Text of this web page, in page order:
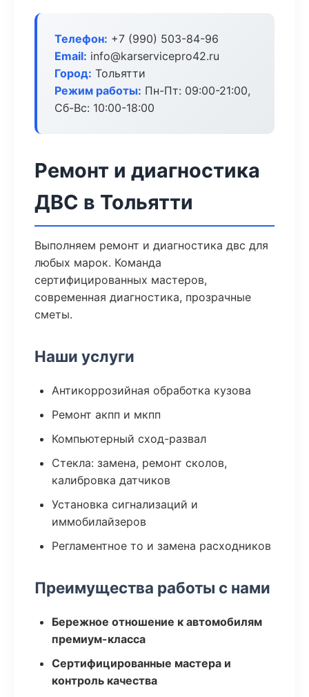
Телефон: +7 (990) 503-84-96
Email: info@karservicepro42.ru
Город: Тольятти
Режим работы: Пн-Пт: 09:00-21:00,
Сб-Вс: 10:00-18:00
Ремонт и диагностика
ДВС в Тольятти
Выполняем ремонт и диагностика двс для
любых марок. Команда
сертифицированных мастеров,
современная диагностика, прозрачные
сметы.
Наши услуги
Антикоррозийная обработка кузова
Ремонт акпп и мкпп
Компьютерный сход-развал
Стекла: замена, ремонт сколов,
калибровка датчиков
Установка сигнализаций и
иммобилайзеров
Регламентное то и замена расходников
Преимущества работы с нами
Бережное отношение к автомобилям
премиум-класса
Сертифицированные мастера и
контроль качества